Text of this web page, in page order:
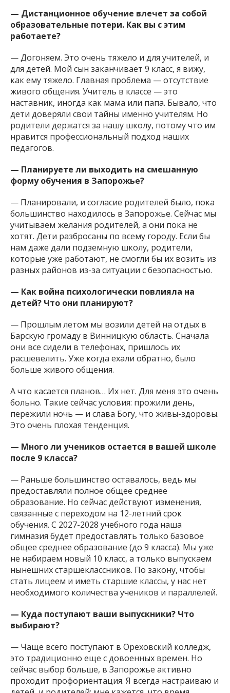
— Дистанционное обучение влечет за собой
образовательные потери. Как вы с этим
работаете?
— Догоняем. Это очень тяжело и для учителей, и
для детей. Мой сын заканчивает 9 класс, я вижу,
как ему тяжело. Главная проблема — отсутствие
живого общения. Учитель в классе — это
наставник, иногда как мама или папа. Бывало, что
дети доверяли свои тайны именно учителям. Но
родители держатся за нашу школу, потому что им
нравится профессиональный подход наших
педагогов.
— Планируете ли выходить на смешанную
форму обучения в Запорожье?
— Планировали, и согласие родителей было, пока
большинство находилось в Запорожье. Сейчас мы
учитываем желания родителей, а они пока не
хотят. Дети разбросаны по всему городу. Если бы
нам даже дали подземную школу, родители,
которые уже работают, не смогли бы их возить из
разных районов из-за ситуации с безопасностью.
— Как война психологически повлияла на
детей? Что они планируют?
— Прошлым летом мы возили детей на отдых в
Барскую громаду в Винницкую область. Сначала
они все сидели в телефонах, пришлось их
расшевелить. Уже когда ехали обратно, было
больше живого общения.
А что касается планов… Их нет. Для меня это очень
больно. Такие сейчас условия: прожили день,
пережили ночь — и слава Богу, что живы-здоровы.
Это очень плохая тенденция.
— Много ли учеников остается в вашей школе
после 9 класса?
— Раньше большинство оставалось, ведь мы
предоставляли полное общее среднее
образование. Но сейчас действуют изменения,
связанные с переходом на 12-летний срок
обучения. С 2027-2028 учебного года наша
гимназия будет предоставлять только базовое
общее среднее образование (до 9 класса). Мы уже
не набираем новый 10 класс, а только выпускаем
нынешних старшеклассников. По закону, чтобы
стать лицеем и иметь старшие классы, у нас нет
необходимого количества учеников и параллелей.
— Куда поступают ваши выпускники? Что
выбирают?
— Чаще всего поступают в Ореховский колледж,
это традиционно еще с довоенных времен. Но
сейчас выбор больше, в Запорожье активно
проходит профориентация. Я всегда настраиваю и